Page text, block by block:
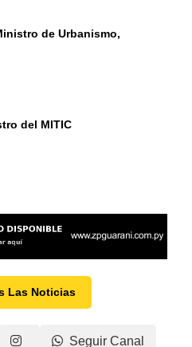
de Urbanismo,
del MITIC
Las Noticias
Seguir Canal